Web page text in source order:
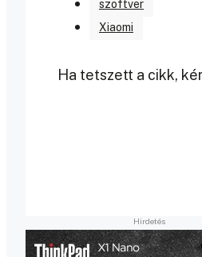
szoftver
Xiaomi
Ha tetszett a cikk,